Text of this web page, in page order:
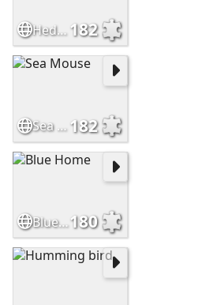
Hedgehog Mouse 182
Sea Mouse 182
Blue Home180